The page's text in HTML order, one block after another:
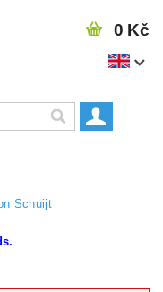
0 Kč
Schuijt